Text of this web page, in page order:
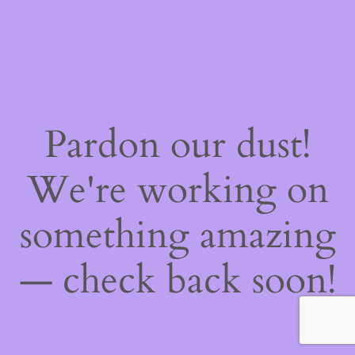
Pardon our dust!
We're working on
something amazing
— check back soon!